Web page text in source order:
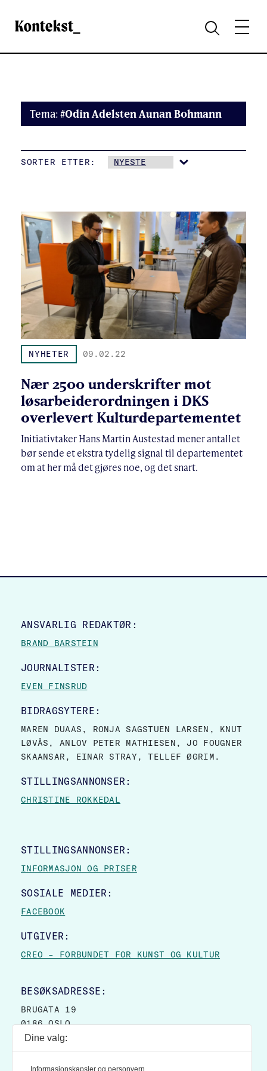
Kontekst
SØKMENY
Tema:#Odin Adelsten Aunan Bohmann
SORTER ETTER:
NYHETER 09.02.22
Nær 2500 underskrifter mot
løsarbeiderordningen i DKS
overlevert Kulturdepartementet
Initiativtaker Hans Martin Austestad mener antallet
bør sende et ekstra tydelig signal til departementet
om at her må det gjøres noe, og det snart.
SITE FOOTER
ANSVARLIG REDAKTØR:
BRAND BARSTEIN
JOURNALISTER:
EVEN FINSRUD
BIDRAGSYTERE:
MAREN DUAAS, RONJA SAGSTUEN LARSEN, KNUT
LØVÅS, ANLOV PETER MATHIESEN, JO FOUGNER
SKAANSAR, EINAR STRAY, TELLEF ØGRIM.
STILLINGSANNONSER:
CHRISTINE ROKKEDAL
STILLINGSANNONSER:
INFORMASJON OG PRISER
SOSIALE MEDIER:
FACEBOOK
UTGIVER:
CREO – FORBUNDET FOR KUNST OG KULTUR
BESØKSADRESSE:
BRUGATA 19
0186 OSLO
POSTBOKS 9007 GRØNLAND
Dine valg:
Informasjonskapsler og personvern